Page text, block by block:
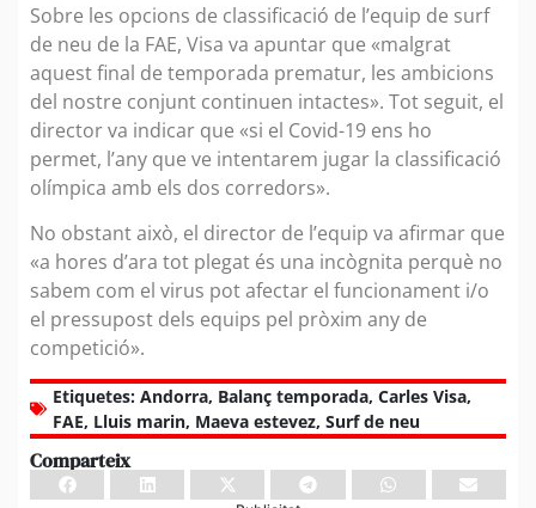
Sobre les opcions de classificació de l’equip de surf
de neu de la FAE, Visa va apuntar que «malgrat
aquest final de temporada prematur, les ambicions
del nostre conjunt continuen intactes». Tot seguit, el
director va indicar que «si el Covid-19 ens ho
permet, l’any que ve intentarem jugar la classificació
olímpica amb els dos corredors».
No obstant això, el director de l’equip va afirmar que
«a hores d’ara tot plegat és una incògnita perquè no
sabem com el virus pot afectar el funcionament i/o
el pressupost dels equips pel pròxim any de
competició».
Etiquetes: Andorra, Balanç temporada, Carles Visa,
FAE, Lluis marin, Maeva estevez, Surf de neu
Comparteix